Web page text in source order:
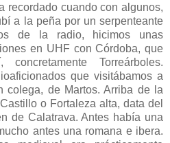
recordado cuando con algunos,
a la peña por un serpenteante
de la radio, hicimos unas
en UHF con Córdoba, que
Torreárboles.
que visitábamos a
colega, de Martos. Arriba de la
o Fortaleza alta, data del
de Calatrava. Antes había una
antes una romana e ibera.